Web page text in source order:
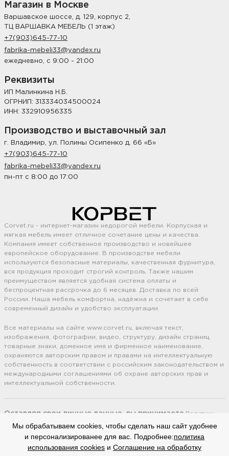
Магазин в Москве
Варшавское шоссе, д. 129, корпус 2,
ТЦ ВАРШАВКА МЕБЕЛЬ (1 этаж)
+7(903)645-77-10
fabrika-mebeli33@yandex.ru
ежедневно, с 9:00 - 21:00
Реквизиты
ИП Малинкина Н.Б.
ОГРНИП: 313334034500024
ИНН: 332910956335
Производство и выставочный зал
г. Владимир, ул. Полины Осипенко д. 66 «Б»
+7(903)645-77-10
fabrika-mebeli33@yandex.ru
пн-пт с 8:00 до 17:00
Corvet.ru - интернет-магазин недорогой мебели. Корпусная и
мягкая мебель имеет отличное сочетание цены и качества.
Компания имеет собственное производство и новейшее
европейское оборудование. В производстве мебели
используются безопасные материалы, качественная фурнитура,
вся продукция проходит строгий контроль. Также нашим
преимуществом является удобная система оплаты и
беспроцентная рассрочка до 6 месяцев. Доставка по всей
России. Наша мебель комфортна, надёжна и сочетает в себе
современный дизайн и удобство эксплуатации.
Все материалы на сайте www.corvet.ru, включая текст,
изображения, фотографии, видео, структуру, дизайн страниц,
товарные знаки, доменное имя и фирменное наименование,
охраняются авторским правом и правами на интеллектуальную
собственность в соответствии с российским законодательством и
международными соглашениями об охране авторских прав и
интеллектуальной собственности.
Оставляя свои личные данные, вы принимаете Политику
конфиденциальности.
Сайт использует cookie файлы
(Политика
Соглашение на обработку
Мы обрабатываем cookies, чтобы сделать наш сайт удобнее
и персонализированее для вас. Подробнее:политика
использования cookies и Соглашение на обработку